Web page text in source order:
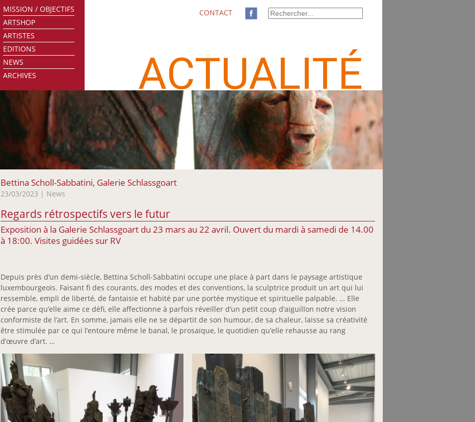
MISSION / OBJECTIFS
ARTSHOP
ARTISTES
EDITIONS
NEWS
ARCHIVES
CONTACT
ACTUALITÉ
Bettina Scholl-Sabbatini, Galerie Schlassgoart
23/03/2023 | News
Regards rétrospectifs vers le futur
Exposition à la Galerie Schlassgoart du 23 mars au 22 avril. Ouvert du mardi à samedi de 14.00
à 18:00. Visites guidées sur RV
Depuis près d’un demi-siècle, Bettina Scholl-Sabbatini occupe une place à part dans le paysage artistique
luxembourgeois. Faisant fi des courants, des modes et des conventions, la sculptrice produit un art qui lui
ressemble, empli de liberté, de fantaisie et habité par une portée mystique et spirituelle palpable. … Elle
crée parce qu’elle aime ce défi, elle affectionne à parfois réveiller d’un petit coup d’aiguillon notre vision
conformiste de l’art. En somme, jamais elle ne se départit de son humour, de sa chaleur, laisse sa créativité
être stimulée par ce qui l’entoure même le banal, le prosaïque, le quotidien qu’elle rehausse au rang
d’œuvre d’art. …